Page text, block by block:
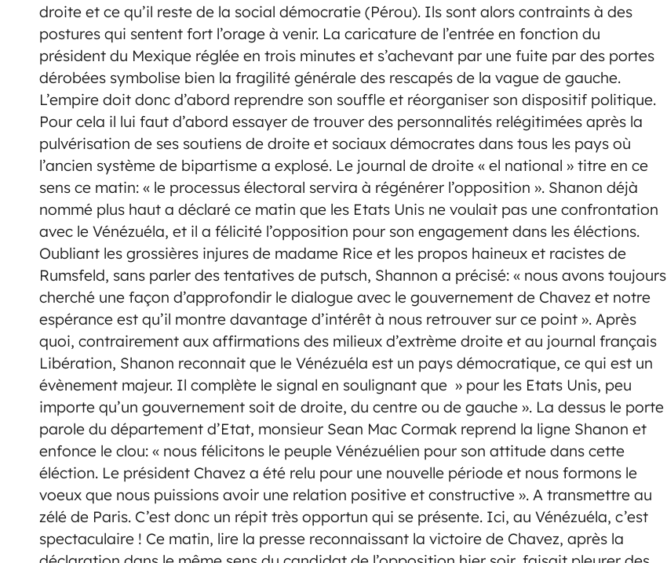
droite et ce qu’il reste de la social démocratie (Pérou). Ils sont alors contraints à des
postures qui sentent fort l’orage à venir. La caricature de l’entrée en fonction du
président du Mexique réglée en trois minutes et s’achevant par une fuite par des portes
dérobées symbolise bien la fragilité générale des rescapés de la vague de gauche.
L’empire doit donc d’abord reprendre son souffle et réorganiser son dispositif politique.
Pour cela il lui faut d’abord essayer de trouver des personnalités relégitimées après la
pulvérisation de ses soutiens de droite et sociaux démocrates dans tous les pays où
l’ancien système de bipartisme a explosé. Le journal de droite « el national » titre en ce
sens ce matin: « le processus électoral servira à régénérer l’opposition ». Shanon déjà
nommé plus haut a déclaré ce matin que les Etats Unis ne voulait pas une confrontation
avec le Vénézuéla, et il a félicité l’opposition pour son engagement dans les éléctions.
Oubliant les grossières injures de madame Rice et les propos haineux et racistes de
Rumsfeld, sans parler des tentatives de putsch, Shannon a précisé: « nous avons toujours
cherché une façon d’approfondir le dialogue avec le gouvernement de Chavez et notre
espérance est qu’il montre davantage d’intérêt à nous retrouver sur ce point ». Après
quoi, contrairement aux affirmations des milieux d’extrème droite et au journal français
Libération, Shanon reconnait que le Vénézuéla est un pays démocratique, ce qui est un
évènement majeur. Il complète le signal en soulignant que » pour les Etats Unis, peu
importe qu’un gouvernement soit de droite, du centre ou de gauche ». La dessus le porte
parole du département d’Etat, monsieur Sean Mac Cormak reprend la ligne Shanon et
enfonce le clou: « nous félicitons le peuple Vénézuélien pour son attitude dans cette
éléction. Le président Chavez a été relu pour une nouvelle période et nous formons le
voeux que nous puissions avoir une relation positive et constructive ». A transmettre au
zélé de Paris. C’est donc un répit très opportun qui se présente. Ici, au Vénézuéla, c’est
spectaculaire ! Ce matin, lire la presse reconnaissant la victoire de Chavez, après la